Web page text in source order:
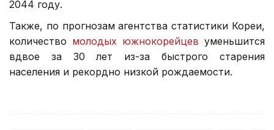
2044 году.
Также, по прогнозам агентства статистики Кореи,
количество молодых южнокорейцев уменьшится
вдвое за 30 лет из-за быстрого старения
населения и рекордно низкой рождаемости.